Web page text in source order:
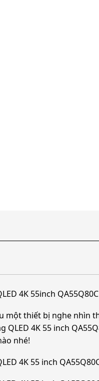
4K 55inch
một thiết bị nghe nhìn
QLED 4K 55 inch
nhé!
4K 55 inch